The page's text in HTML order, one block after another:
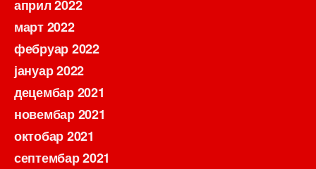
април 2022
март 2022
фебруар 2022
јануар 2022
децембар 2021
новембар 2021
октобар 2021
септембар 2021